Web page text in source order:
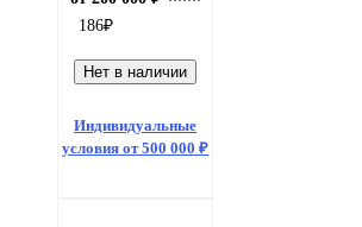
186₽
Нет в наличии
Индивидуальные
условия от 500 000 ₽